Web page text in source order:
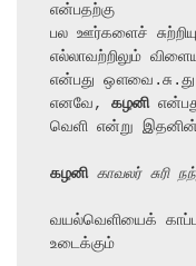
என்பதற்கு
பல ஊர்களைச்
எல்லாவற்றிலும்
என்பது
எனவே, கழனி
வெளி என்று
கழனி காவலர் சுரி
வயல்வெளியைக்
உடைக்கும்